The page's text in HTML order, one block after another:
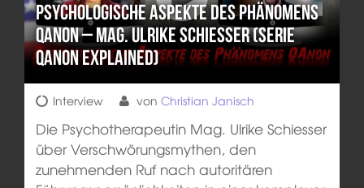
Psychologische Aspekte des Phänomens
QAnon – Mag. Ulrike Schiesser (Serie
QAnon Explained)
Interview von Christian Janisch
Die Psychotherapeutin Mag. Ulrike Schiesser
über Verschwörungsmythen, den
zunehmenden Ruf nach autoritären